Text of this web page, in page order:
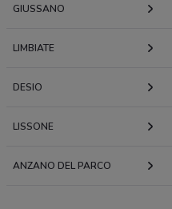
GIUSSANO
LIMBIATE
DESIO
LISSONE
ANZANO DEL PARCO